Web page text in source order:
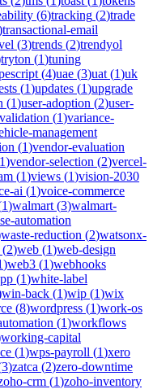
(6)tracking (2)trade
transactional-email
(3)trends (2)trendyol
tryton (1)tuning
(4)uae (3)uat (1)uk
(1)updates (1)upgrade
(1)user-adoption (2)user-
validation (1)variance-
management
(1)vendor-evaluation
1)vendor-selection (2)vercel-
(1)views (1)vision-2030
ai (1)voice-commerce
1)walmart (3)walmart-
automation
waste-reduction (2)watsonx-
(2)web (1)web-design
)web3 (1)webhooks
(1)white-label
win-back (1)wip (1)wix
(8)wordpress (1)work-os
(1)workflows
working-capital
(1)wps-payroll (1)xero
3)zatca (2)zero-downtime
crm (1)zoho-inventory